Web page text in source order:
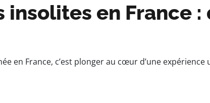
en France
en France, c’est plonger au cœur d’une